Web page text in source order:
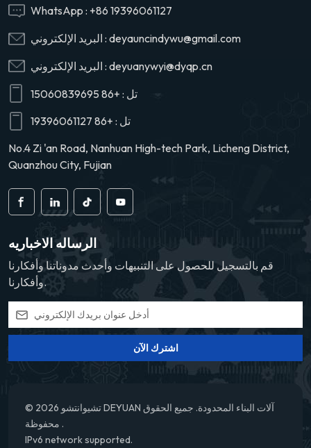
WhatsApp : +86 19396061127
البريد الإلكتروني : deyauncindywu@gmail.com
البريد الإلكتروني : deyuanywyi@dyqp.cn
تل : +86 15060839695
تل : +86 19396061127
No.4 Zi 'an Road, Nanhuan High-tech Park, Licheng District,
Quanzhou City, Fujian
الرساله الاخباريه
قم بالتسجيل للحصول على التنبيهات وأحدث مدوناتنا وأفكارنا
وأفكارنا.
اشترك الآن
© 2026 تشيوانتشو DEYUAN آلات البناء المحدودة. جميع الحقوق
محفوظة .
IPv6 network supported.